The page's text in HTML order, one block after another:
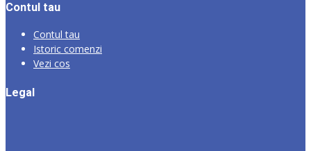
Contul tau
Contul tau
Istoric comenzi
Vezi cos
Legal